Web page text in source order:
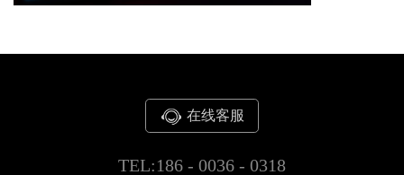
在线客服
TEL:186 - 0036 - 0318